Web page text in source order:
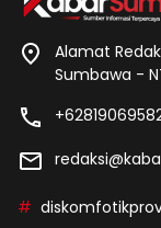
Alamat
Sumbawa -